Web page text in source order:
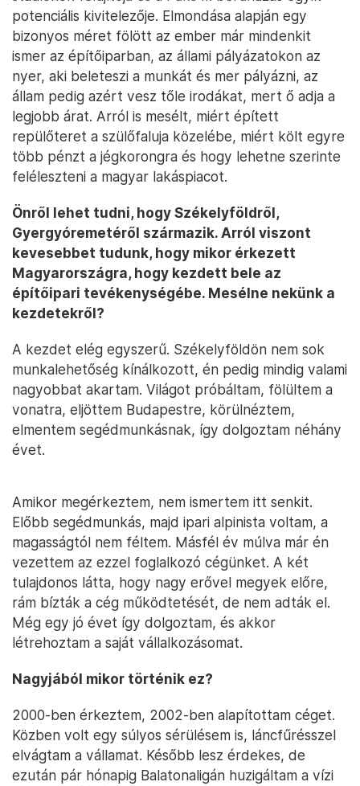
potenciális kivitelezője. Elmondása alapján egy
bizonyos méret fölött az ember már mindenkit
ismer az építőiparban, az állami pályázatokon az
nyer, aki beleteszi a munkát és mer pályázni, az
állam pedig azért vesz tőle irodákat, mert ő adja a
legjobb árat. Arról is mesélt, miért épített
repülőteret a szülőfaluja közelébe, miért költ egyre
több pénzt a jégkorongra és hogy lehetne szerinte
feléleszteni a magyar lakáspiacot.
Önről lehet tudni, hogy Székelyföldről,
Gyergyóremetéről származik. Arról viszont
kevesebbet tudunk, hogy mikor érkezett
Magyarországra, hogy kezdett bele az
építőipari tevékenységébe. Mesélne nekünk a
kezdetekről?
A kezdet elég egyszerű. Székelyföldön nem sok
munkalehetőség kínálkozott, én pedig mindig valami
nagyobbat akartam. Világot próbáltam, fölültem a
vonatra, eljöttem Budapestre, körülnéztem,
elmentem segédmunkásnak, így dolgoztam néhány
évet.
Amikor megérkeztem, nem ismertem itt senkit.
Előbb segédmunkás, majd ipari alpinista voltam, a
magasságtól nem féltem. Másfél év múlva már én
vezettem az ezzel foglalkozó cégünket. A két
tulajdonos látta, hogy nagy erővel megyek előre,
rám bízták a cég működtetését, de nem adták el.
Még egy jó évet így dolgoztam, és akkor
létrehoztam a saját vállalkozásomat.
Nagyjából mikor történik ez?
2000-ben érkeztem, 2002-ben alapítottam céget.
Közben volt egy súlyos sérülésem is, láncfűrésszel
elvágtam a vállamat. Később lesz érdekes, de
ezután pár hónapig Balatonaligán huzigáltam a vízi